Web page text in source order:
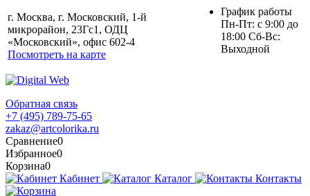
г. Москва, г. Московский, 1-й
микрорайон, 23Гс1, ОДЦ
«Московский», офис 602-4
Посмотреть на карте
График работы
Пн-Пт: с 9:00 до
18:00 Сб-Вс:
Выходной
Обратная связь
+7 (495) 789-75-65
zakaz@artcolorika.ru
Сравнение0
Избранное0
Корзина0
Кабинет
Каталог Контакты